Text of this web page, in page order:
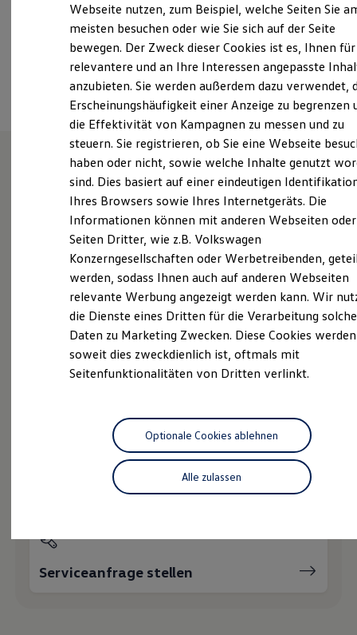
Laden
Laden unterwegs
Laden Zuhause
Ladestationen finden
Ladezeitensimulator
Batterie
Sicherheit
Garantie und Lebensdauer
Nachhaltigkeit
Technologie
Kosten und Kauf
Verbrauchskosten
Kaufoptionen
E-Auto-Förderung
Software und Konnektivität
ID. Software Versionen und Updates
Digitale Extras
Schnittstellen zu Ihrem ID.
Hybridautos
Marke und Erlebnis
Volkswagen R und R Experience
R-Modelle
Driving Experience
Volkswagen entdecken
Lifestyle Shop
T-Roc Kollektion
Golf Kollektion
ID. Kollektion
Volkswagen Kollektion
R-Kollektion
myVolkswagen
Ansprechpartner
Unsere Leistungenim
Überblick
Gebrauchtwagen
Service
Wie können wir
Servicetermin buchen
Serviceanfrage stellen
Webseite nutzen, zum Beispiel, welche Seiten Sie
meisten besuchen oder wie Sie sich auf der Seite
bewegen. Der Zweck dieser Cookies ist es, Ihnen für
relevantere und an Ihre Interessen angepasste
anzubieten. Sie werden außerdem dazu verwendet,
Erscheinungshäufigkeit einer Anzeige zu begrenzen
die Effektivität von Kampagnen zu messen und zu
steuern. Sie registrieren, ob Sie eine Webseite
haben oder nicht, sowie welche Inhalte genutzt
sind. Dies basiert auf einer eindeutigen
Ihres Browsers sowie Ihres Internetgeräts. Die
Informationen können mit anderen Webseiten oder
Seiten Dritter, wie z.B. Volkswagen
Konzerngesellschaften oder Werbetreibenden,
werden, sodass Ihnen auch auf anderen Webseiten
relevante Werbung angezeigt werden kann. Wir
die Dienste eines Dritten für die Verarbeitung
Daten zu Marketing Zwecken. Diese Cookies
soweit dies zweckdienlich ist, oftmals mit
Seitenfunktionalitäten von Dritten verlinkt.
Alle zulassen
Optionale Cookies ablehnen